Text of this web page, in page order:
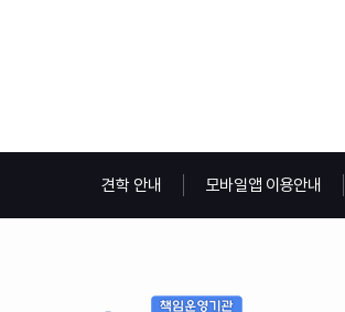
견학 안내 모바일앱 이용안내